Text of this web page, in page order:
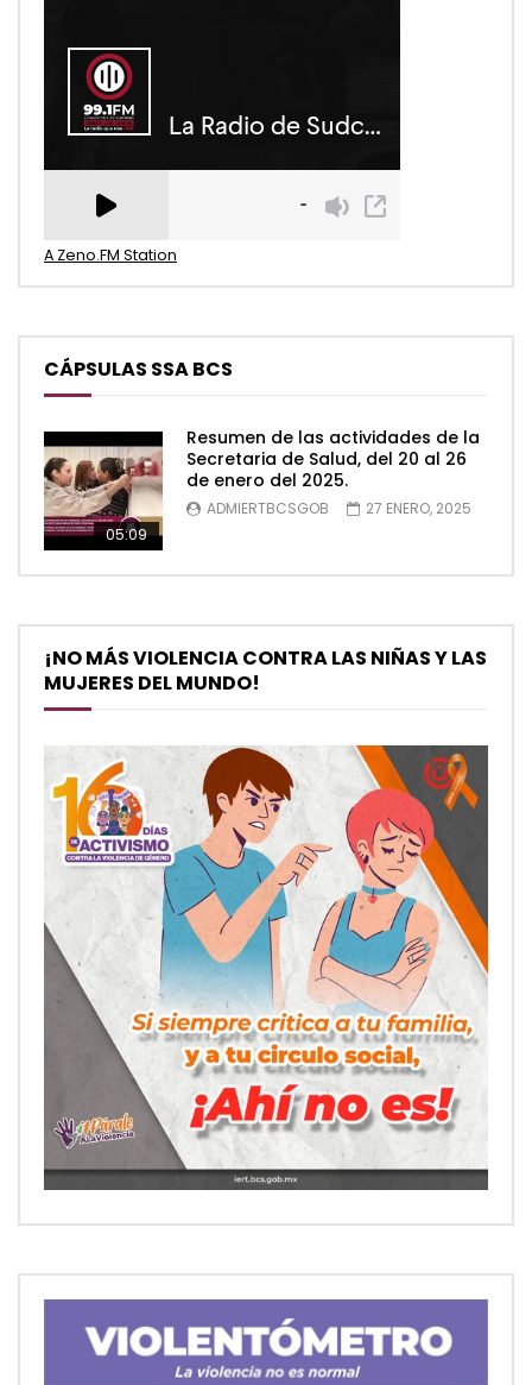
A Zeno.FM Station
CÁPSULAS SSA BCS
05:09
Resumen de las actividades de la
Secretaria de Salud, del 20 al 26
de enero del 2025.
ADMIERTBCSGOB 27 ENERO, 2025
¡NO MÁS VIOLENCIA CONTRA LAS NIÑAS Y LAS
MUJERES DEL MUNDO!